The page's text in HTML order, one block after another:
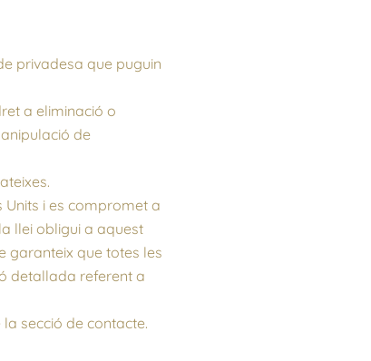
privadesa que puguin
a eliminació o
de
Units i es compromet a
llei obligui a aquest
garanteix que totes les
detallada referent a
secció de contacte.